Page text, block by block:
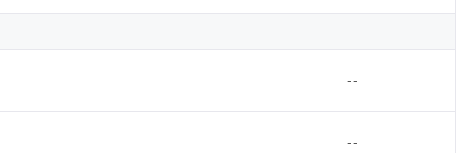
--
--